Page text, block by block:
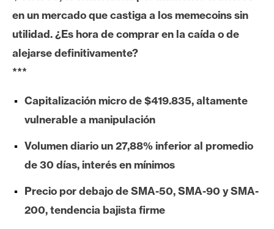
E
e
e
u
m
I
A
en un mercado que castiga a los memecoins sin
utilidad. ¿Es hora de comprar en la caída o de
alejarse definitivamente?
***
Capitalización micro de $419.835, altamente
vulnerable a manipulación
Volumen diario un 27,88% inferior al promedio
de 30 días, interés en mínimos
Precio por debajo de SMA-50, SMA-90 y SMA-
200, tendencia bajista firme